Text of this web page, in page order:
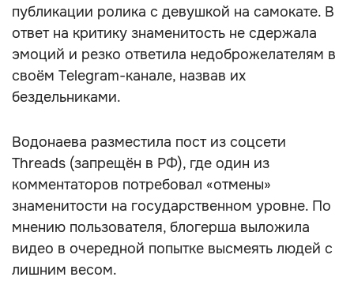
публикации ролика с девушкой на самокате. В
ответ на критику знаменитость не сдержала
эмоций и резко ответила недоброжелателям в
своём Telegram-канале, назвав их
бездельниками.
Водонаева разместила пост из соцсети
Threads (запрещён в РФ), где один из
комментаторов потребовал «отмены»
знаменитости на государственном уровне. По
мнению пользователя, блогерша выложила
видео в очередной попытке высмеять людей с
лишним весом.